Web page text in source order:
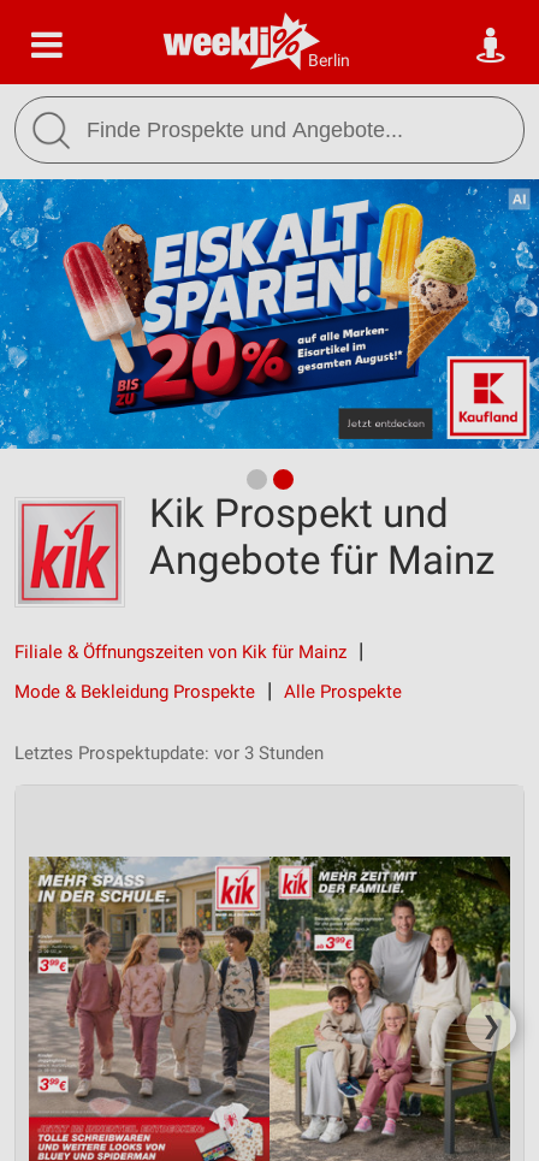
Berlin
Kik Prospekt und
Angebote für Mainz
Filiale & Öffnungszeiten von Kik für Mainz
Mode & Bekleidung Prospekte
Alle Prospekte
Letztes Prospektupdate: vor 3 Stunden
❯